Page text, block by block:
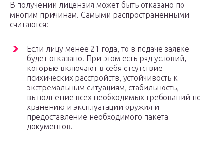
В получении лицензия может быть отказано по
многим причинам. Самыми распространенными
считаются:
Если лицу менее 21 года, то в подаче заявке
будет отказано. При этом есть ряд условий,
которые включают в себя отсутствие
психических расстройств, устойчивость к
экстремальным ситуациям, стабильность,
выполнение всех необходимых требований по
хранению и эксплуатации оружия и
предоставление необходимого пакета
документов.